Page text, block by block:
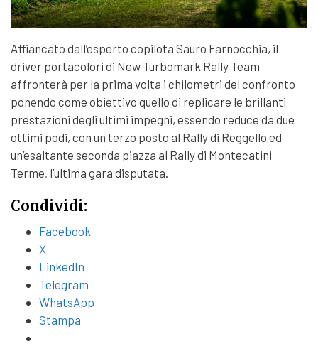
Affiancato dall’esperto copilota Sauro Farnocchia, il
driver portacolori di New Turbomark Rally Team
affronterà per la prima volta i chilometri del confronto
ponendo come obiettivo quello di replicare le brillanti
prestazioni degli ultimi impegni, essendo reduce da due
ottimi podi, con un terzo posto al Rally di Reggello ed
un’esaltante seconda piazza al Rally di Montecatini
Terme, l’ultima gara disputata.
Condividi:
Facebook
X
LinkedIn
Telegram
WhatsApp
Stampa